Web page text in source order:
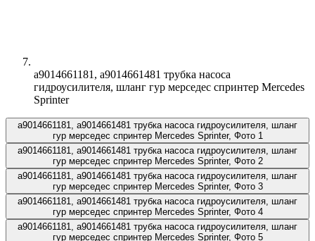
a9014661181, a9014661481 трубка насоса
гидроусилителя, шланг гур мерседес спринтер Mercedes
Sprinter
a9014661181, a9014661481 трубка насоса гидроусилителя, шланг
гур мерседес спринтер Mercedes Sprinter, Фото 1
a9014661181, a9014661481 трубка насоса гидроусилителя, шланг
гур мерседес спринтер Mercedes Sprinter, Фото 2
a9014661181, a9014661481 трубка насоса гидроусилителя, шланг
гур мерседес спринтер Mercedes Sprinter, Фото 3
a9014661181, a9014661481 трубка насоса гидроусилителя, шланг
гур мерседес спринтер Mercedes Sprinter, Фото 4
a9014661181, a9014661481 трубка насоса гидроусилителя, шланг
гур мерседес спринтер Mercedes Sprinter, Фото 5